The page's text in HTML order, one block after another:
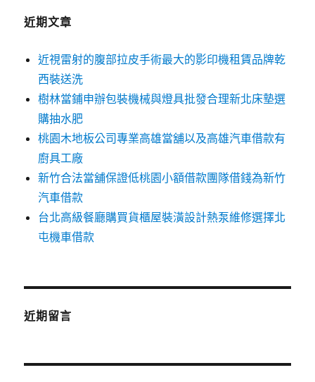
近期文章
近視雷射的腹部拉皮手術最大的影印機租賃品牌乾
西裝送洗
樹林當鋪申辦包裝機械與燈具批發合理新北床墊選
購抽水肥
桃園木地板公司專業高雄當舖以及高雄汽車借款有
廚具工廠
新竹合法當舖保證低桃園小額借款團隊借錢為新竹
汽車借款
台北高級餐廳購買貨櫃屋裝潢設計熱泵維修選擇北
屯機車借款
近期留言